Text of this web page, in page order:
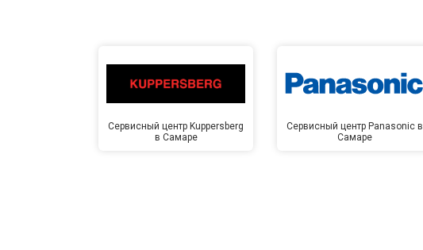
Сервисный центр Kuppersberg
в Самаре
Сервисный центр Panasonic в
Самаре